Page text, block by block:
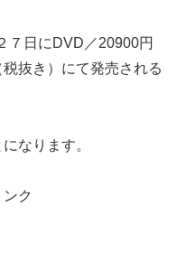
７日にDVD／20900円
抜き）にて発売される
なります。
ク